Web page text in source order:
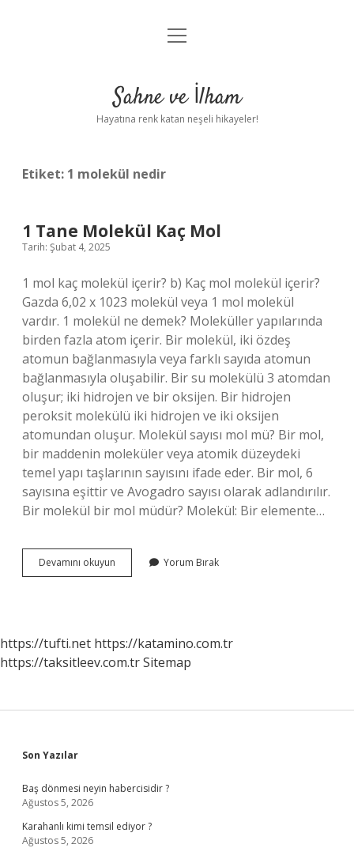
Anasayfa
Yasal Uyarı
menüyü
Sahne ve İlham
Hayatına renk katan neşeli hikayeler!
Etiket: 1 molekül nedir
1 Tane Molekül Kaç Mol
Tarih: Şubat 4, 2025
1 mol kaç molekül içerir? b) Kaç mol molekül içerir?
Gazda 6,02 x 1023 molekül veya 1 mol molekül
vardır. 1 molekül ne demek? Moleküller yapılarında
birden fazla atom içerir. Bir molekül, iki özdeş
atomun bağlanmasıyla veya farklı sayıda atomun
bağlanmasıyla oluşabilir. Bir su molekülü 3 atomdan
oluşur; iki hidrojen ve bir oksijen. Bir hidrojen
peroksit molekülü iki hidrojen ve iki oksijen
atomundan oluşur. Molekül sayısı mol mü? Bir mol,
bir maddenin moleküler veya atomik düzeydeki
temel yapı taşlarının sayısını ifade eder. Bir mol, 6
sayısına eşittir ve Avogadro sayısı olarak adlandırılır.
Bir molekül bir mol müdür? Molekül: Bir elemente…
Devamını okuyun
Tane
Yorum Bırak
https://tufti.net https://katamino.com.tr
https://taksitleev.com.trSitemap
Sidebar
Son Yazılar
Baş dönmesi neyin habercisidir ?
Ağustos 5, 2026
Karahanlı kimi temsil ediyor ?
Ağustos 5, 2026